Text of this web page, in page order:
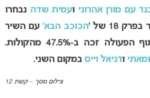
עם מורן אהרוניועמית שדה נבחרו
18
של ‘ הכוכב הבא’עם השיר
47.5% מהקולות
.
ודניאל וייסבמקום השני.
צילום מסך – קשת 12